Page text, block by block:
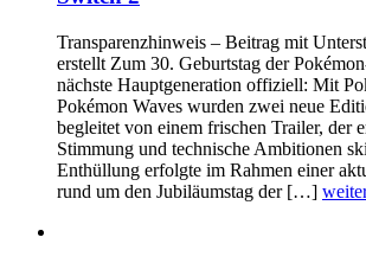
Transparenzhinweis – Beitrag mit
erstellt Zum 30. Geburtstag der
nächste Hauptgeneration offiziell: Mit
Pokémon Waves wurden zwei neue
begleitet von einem frischen Trailer, der
Stimmung und technische Ambitionen
Enthüllung erfolgte im Rahmen einer
rund um den Jubiläumstag der […]